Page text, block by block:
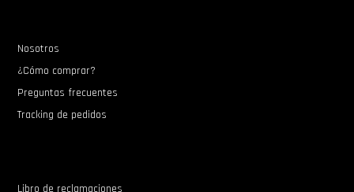
Nosotros
¿Cómo comprar?
Preguntas frecuentes
Tracking de pedidos
Libro de reclamaciones